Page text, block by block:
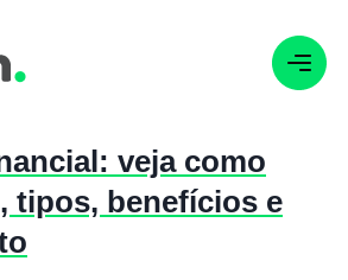
veja como
tipos, benefícios e